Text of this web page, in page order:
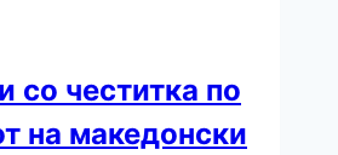
со честитка по
на македонски